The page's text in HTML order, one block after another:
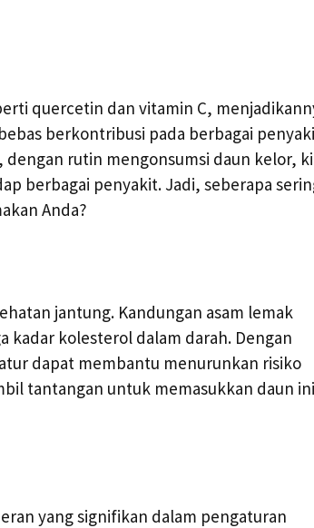
quercetin dan vitamin C,
berkontribusi pada berbagai
rutin mengonsumsi daun kelor,
berbagai penyakit. Jadi, seberapa
Anda?
jantung. Kandungan asam lemak
kadar kolesterol dalam darah. Dengan
dapat membantu menurunkan risiko
tantangan untuk memasukkan daun ini
yang signifikan dalam pengaturan